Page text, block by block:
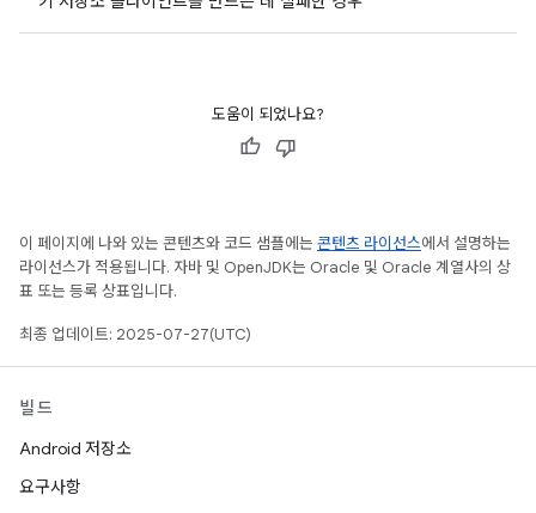
도움이 되었나요?
이 페이지에 나와 있는 콘텐츠와 코드 샘플에는 콘텐츠 라이선스에서 설명하는
라이선스가 적용됩니다. 자바 및 OpenJDK는 Oracle 및 Oracle 계열사의 상
표 또는 등록 상표입니다.
최종 업데이트: 2025-07-27(UTC)
빌드
Android 저장소
요구사항